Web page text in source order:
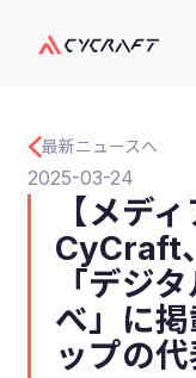
最新ニュースへ
2025-03-24
【メデ
CyCraft
「デジ
べ」に
ップの